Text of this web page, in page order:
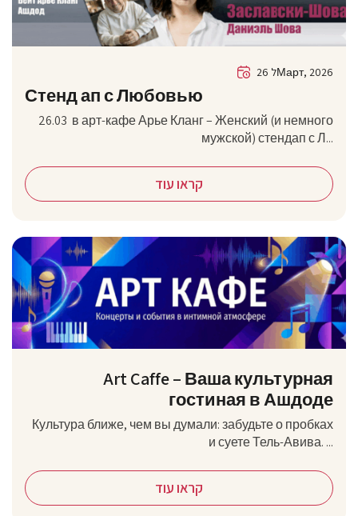
26 לМарт, 2026
Стенд ап с Любовью
26.03 в арт-кафе Арье Кланг – Женский (и немного
мужской) стендап с Л...
קראו עוד
Art Caffe – Ваша культурная
гостиная в Ашдоде
Культура ближе, чем вы думали: забудьте о пробках
и суете Тель-Авива. ...
קראו עוד